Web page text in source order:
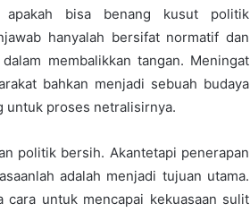
apakah bisa benang kusut politik
hanyalah bersifat normatif dan
membalikkan tangan. Meningat
bahkan menjadi sebuah budaya
untuk proses netralisirnya.
politik bersih. Akantetapi penerapan
adalah menjadi tujuan utama.
cara untuk mencapai kekuasaan sulit